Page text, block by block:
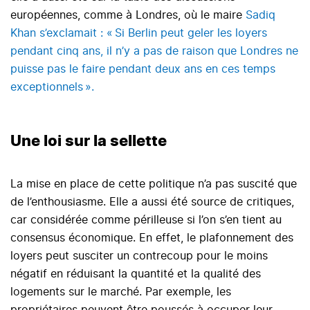
européennes, comme à Londres, où le maire Sadiq
Khan s’exclamait : « Si Berlin peut geler les loyers
pendant cinq ans, il n’y a pas de raison que Londres ne
puisse pas le faire pendant deux ans en ces temps
exceptionnels ».
Une loi sur la sellette
La mise en place de cette politique n’a pas suscité que
de l’enthousiasme. Elle a aussi été source de critiques,
car considérée comme périlleuse si l’on s’en tient au
consensus économique. En effet, le plafonnement des
loyers peut susciter un contrecoup pour le moins
négatif en réduisant la quantité et la qualité des
logements sur le marché. Par exemple, les